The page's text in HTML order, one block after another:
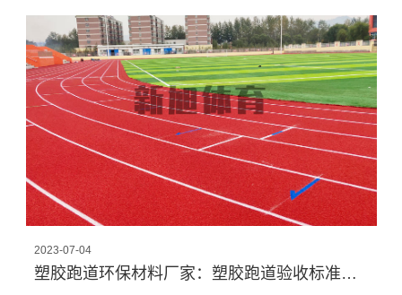
2023-07-04
塑胶跑道环保材料厂家：塑胶跑道验收标准以及一些不可忽视的细节